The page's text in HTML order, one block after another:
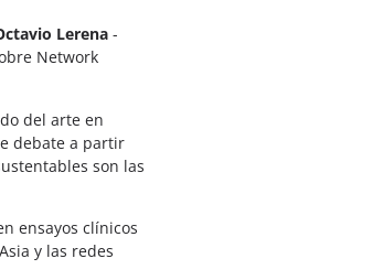
Lerena -
Network
del arte en
debate a partir
son las
ensayos clínicos
y las redes